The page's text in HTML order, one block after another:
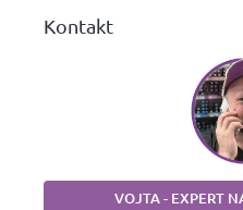
Kontakt
VOJTA - EXPERT